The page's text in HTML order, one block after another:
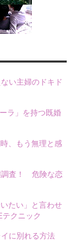
い主婦のドキド
ラ」を持つ既婚
、もう無理と感
調査！ 危険な恋
たい」と言わせ
クニック
に別れる方法